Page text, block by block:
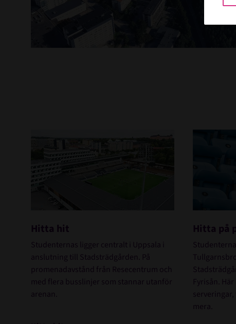
Hitta hit
Studenternas ligger centralt i Uppsala i
anslutning till Stadsträdgården. På
promenadavstånd från Resecentrum och
med flera busslinjer som stannar utanför
arenan.
Hitta på
Fyrisån.
mera.